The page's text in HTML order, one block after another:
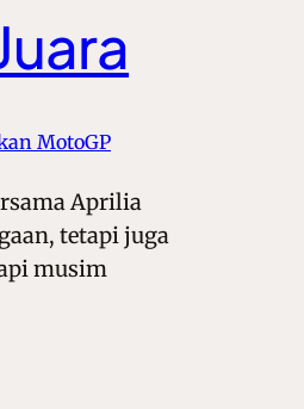
MotoGP
Aprilia
tetapi juga
musim